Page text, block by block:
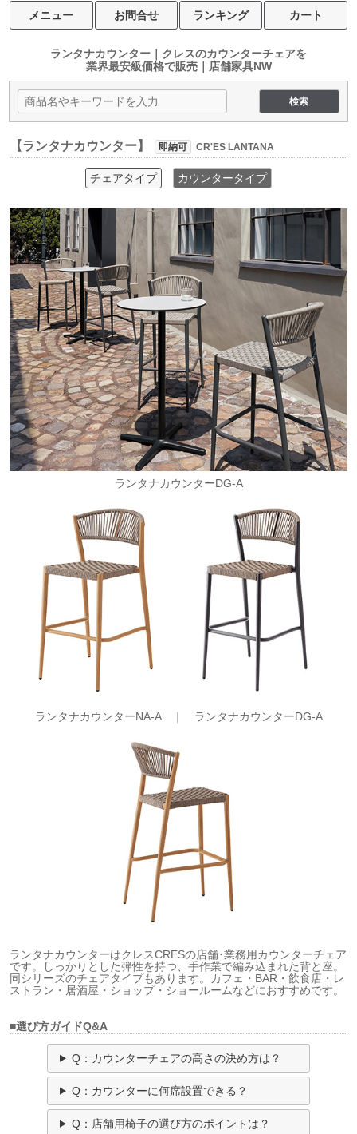
メニュー お問合せ ランキング カート
ランタナカウンター｜クレスのカウンターチェアを
業界最安級価格で販売｜店舗家具NW
【ランタナカウンター】 即納可 CR'ES LANTANA
チェアタイプ カウンタータイプ
ランタナカウンターDG-A
ランタナカウンターNA-A ｜ ランタナカウンターDG-A
ランタナカウンターはクレスCRESの店舗･業務用カウンターチェア
です。しっかりとした弾性を持つ、手作業で編み込まれた背と座。
同シリーズのチェアタイプもあります。カフェ・BAR・飲食店・レ
ストラン・居酒屋・ショップ・ショールームなどにおすすめです。
■選び方ガイドQ&A
Q：カウンターチェアの高さの決め方は？
Q：カウンターに何席設置できる？
Q：店舗用椅子の選び方のポイントは？